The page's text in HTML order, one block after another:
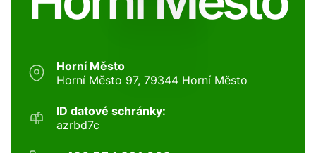
Horní Město
Horní Město 97, 79344 Horní Město
ID datové schránky:
azrbd7c